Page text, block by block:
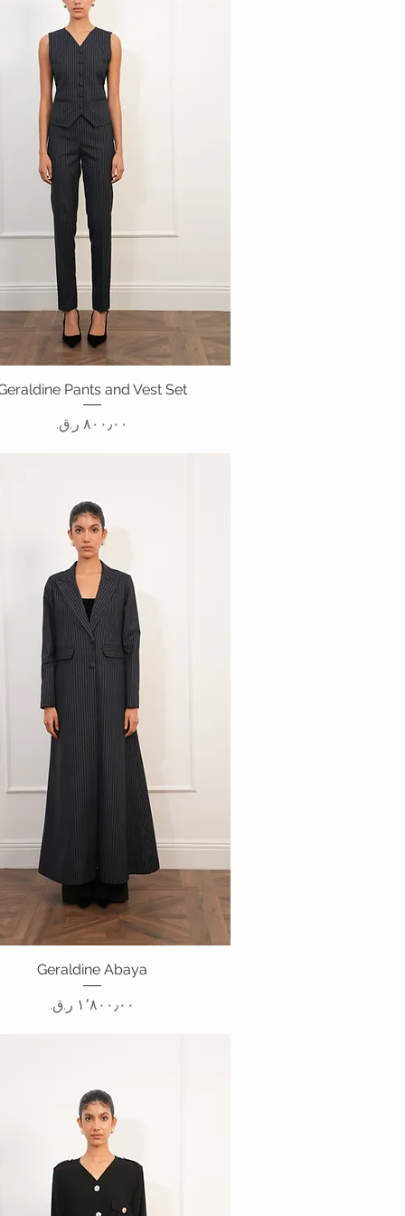
العرض السريع
Pants and Vest Set
السعر
العرض السريع
Geraldine Abaya
السعر